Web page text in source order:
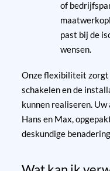
of
past bij de
wensen.
Onze flexibiliteit zorgt
schakelen en de
kunnen realiseren.
Hans en Max,
deskundige